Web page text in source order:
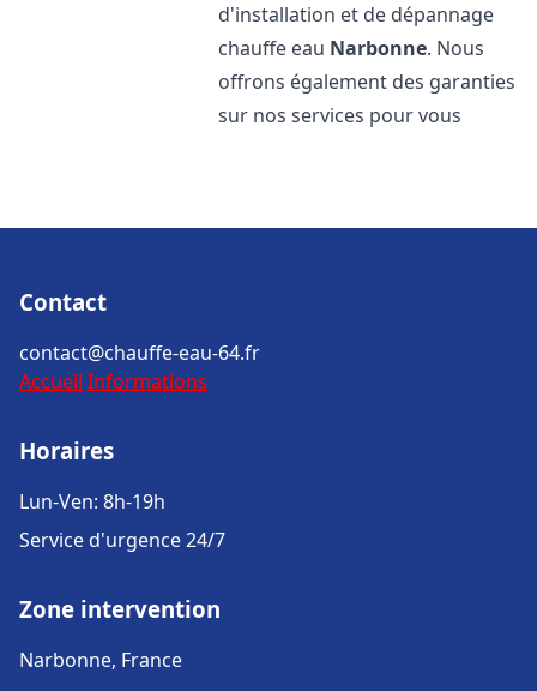
d'installation et de dépannage
chauffe eau Narbonne. Nous
offrons également des garanties
sur nos services pour vous
Contact
contact@chauffe-eau-64.fr
Accueil Informations
Horaires
Lun-Ven: 8h-19h
Service d'urgence 24/7
Zone intervention
Narbonne, France